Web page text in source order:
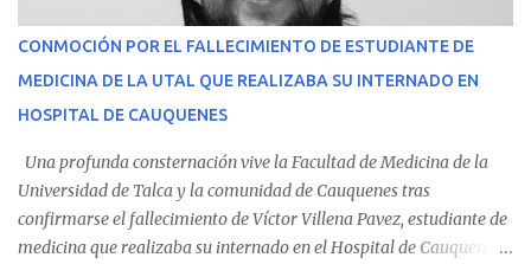
CONMOCIÓN POR EL FALLECIMIENTO DE ESTUDIANTE DE
MEDICINA DE LA UTAL QUE REALIZABA SU INTERNADO EN
HOSPITAL DE CAUQUENES
Una profunda consternación vive la Facultad de Medicina de la
Universidad de Talca y la comunidad de Cauquenes tras
confirmarse el fallecimiento de Víctor Villena Pavez, estudiante de
medicina que realizaba su internado en el Hospital de Cauquenes.